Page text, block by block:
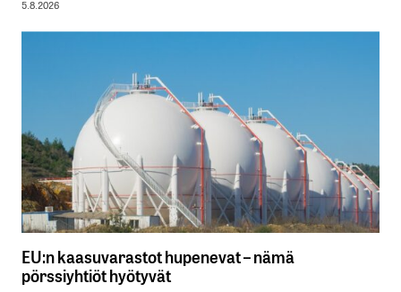
5.8.2026
EU:n kaasuvarastot hupenevat – nämä
pörssiyhtiöt hyötyvät